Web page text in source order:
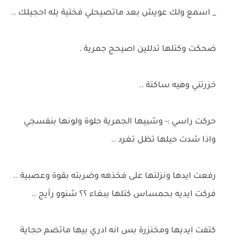
_ اسمع ولك عويش بعد ماتصيحلي فختية يله احجيلك ..
ضحكت وكتلها تدللين اصيحج جمرية .
خزرتني وهيه ساكتة ..
حركت راسي :- وشبيها الجمرية حلوة ولونها بنفسجي
واذا شدت حيلها تظل تغرد ..
رفعت ايدها ونزلتها على فخذهه وضربته بقوة وعصبية ..
فركت ايديه بحمساس كتلها ببغاء ؟؟ شنوو رأيج ..
كتفت ايديها ومخنزرة بس انه ادري بيها ماتضم حجاية